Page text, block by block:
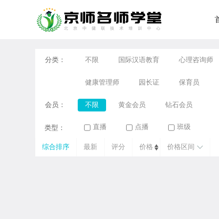
分类： 不限 国际汉语教育 心理咨询师
健康管理师 园长证 保育员
会员： 不限 黄金会员 钻石会员
类型： 直播 点播 班级
综合排序 最新 评分 价格 价格区间